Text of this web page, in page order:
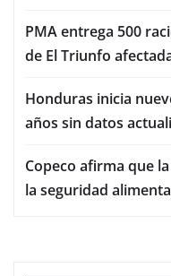
PMA entrega 500
de El Triunfo
Honduras inicia
años sin datos
Copeco afirma que
la seguridad